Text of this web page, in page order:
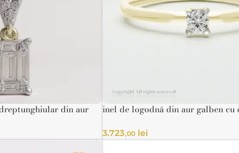
Eleganță
din aur
inel de logodnă din aur galben cu
3.723,00lei